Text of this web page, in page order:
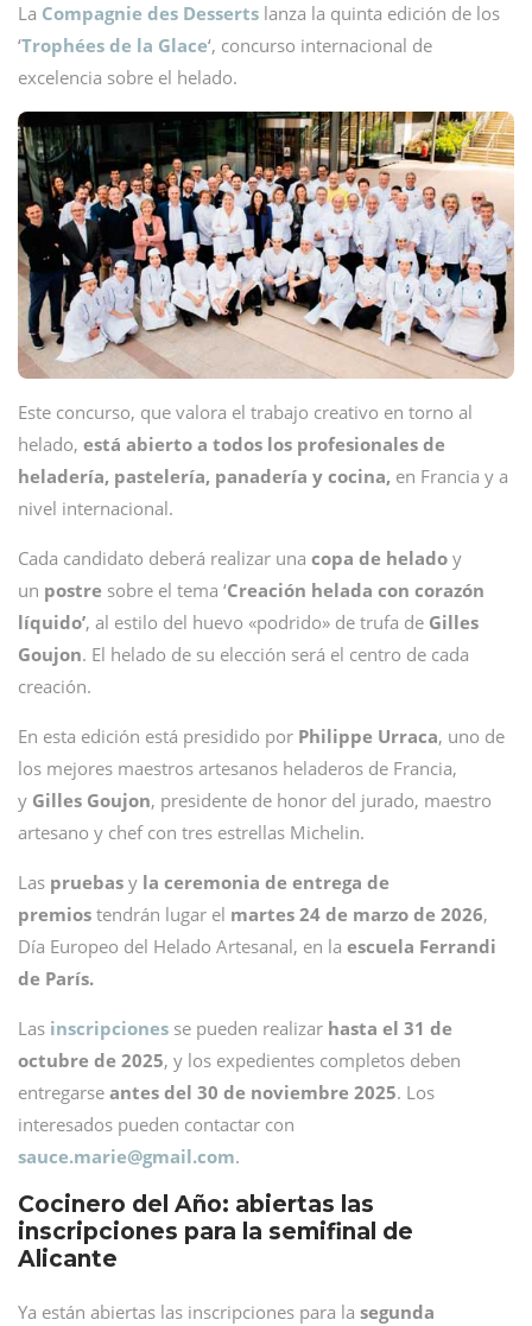
La Compagnie des Desserts lanza la quinta edición de los
‘Trophées de la Glace‘, concurso internacional de
excelencia sobre el helado.
Este concurso, que valora el trabajo creativo en torno al
helado, está abierto a todos los profesionales de
heladería, pastelería, panadería y cocina, en Francia y a
nivel internacional.
Cada candidato deberá realizar una copa de helado y
un postre sobre el tema ‘Creación helada con corazón
líquido’, al estilo del huevo «podrido» de trufa de Gilles
Goujon. El helado de su elección será el centro de cada
creación.
En esta edición está presidido por Philippe Urraca, uno de
los mejores maestros artesanos heladeros de Francia,
y Gilles Goujon, presidente de honor del jurado, maestro
artesano y chef con tres estrellas Michelin.
Las pruebas y la ceremonia de entrega de
premios tendrán lugar el martes 24 de marzo de 2026,
Día Europeo del Helado Artesanal, en la escuela Ferrandi
de París.
Las inscripciones se pueden realizar hasta el 31 de
octubre de 2025, y los expedientes completos deben
entregarse antes del 30 de noviembre 2025. Los
interesados pueden contactar con
sauce.marie@gmail.com.
Cocinero del Año: abiertas las
inscripciones para la semifinal de
Alicante
Ya están abiertas las inscripciones para la segunda